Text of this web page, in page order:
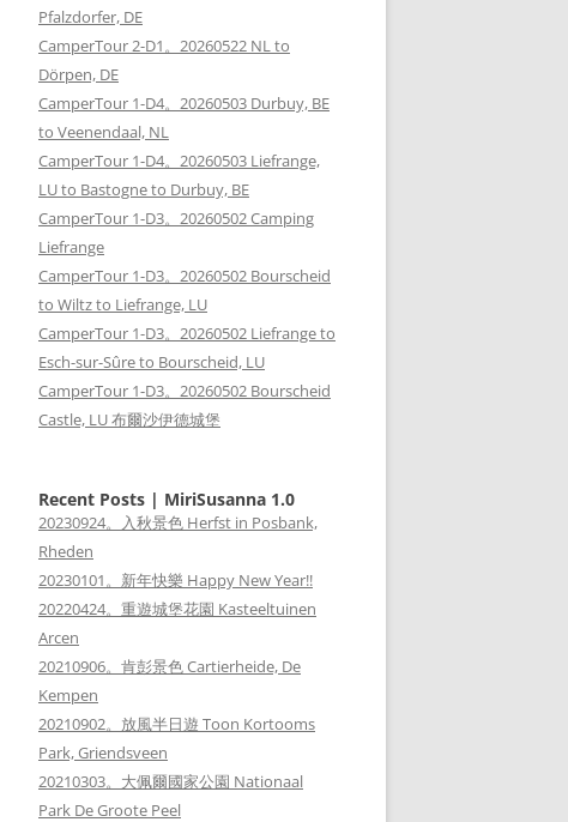
Pfalzdorfer, DE
CamperTour 2-D1。20260522 NL to
Dörpen, DE
CamperTour 1-D4。20260503 Durbuy, BE
to Veenendaal, NL
CamperTour 1-D4。20260503 Liefrange,
LU to Bastogne to Durbuy, BE
CamperTour 1-D3。20260502 Camping
Liefrange
CamperTour 1-D3。20260502 Bourscheid
to Wiltz to Liefrange, LU
CamperTour 1-D3。20260502 Liefrange to
Esch-sur-Sûre to Bourscheid, LU
CamperTour 1-D3。20260502 Bourscheid
Castle, LU 布爾沙伊德城堡
Recent Posts | MiriSusanna 1.0
20230924。入秋景色 Herfst in Posbank,
Rheden
20230101。新年快樂 Happy New Year!!
20220424。重遊城堡花園 Kasteeltuinen
Arcen
20210906。肯彭景色 Cartierheide, De
Kempen
20210902。放風半日遊 Toon Kortooms
Park, Griendsveen
20210303。大佩爾國家公園 Nationaal
Park De Groote Peel